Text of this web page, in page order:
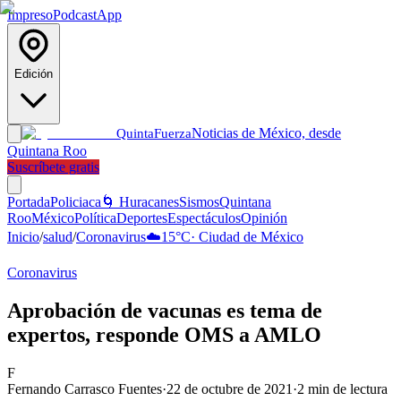
ImpresoPodcastApp
Edición
QuintaFuerzaNoticias de México, desde
Quintana Roo
Suscríbete gratis
PortadaPoliciaca 🌀 HuracanesSismosQuintana
RooMéxicoPolíticaDeportesEspectáculosOpinión
Inicio/salud/Coronavirus☁️15°C· Ciudad de México
Coronavirus
Aprobación de vacunas es tema de
expertos, responde OMS a AMLO
F
Fernando Carrasco Fuentes·22 de octubre de 2021 ·2 min de lectura